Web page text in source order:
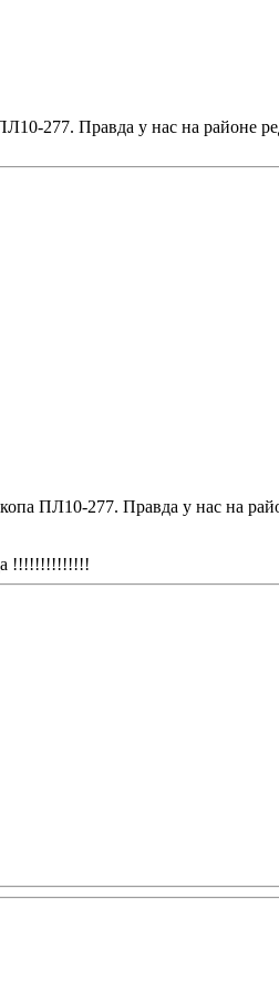
277. Правда у нас на
ПЛ10-277. Правда у нас на
!!!!!!!!!!!!!!